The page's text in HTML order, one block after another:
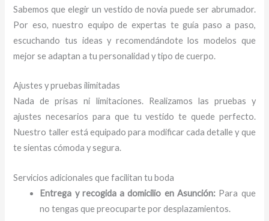
Sabemos que elegir un vestido de novia puede ser abrumador.
Por eso, nuestro equipo de expertas te guía paso a paso,
escuchando tus ideas y recomendándote los modelos que
mejor se adaptan a tu personalidad y tipo de cuerpo.
Ajustes y pruebas ilimitadas
Nada de prisas ni limitaciones. Realizamos las pruebas y
ajustes necesarios para que tu vestido te quede perfecto.
Nuestro taller está equipado para modificar cada detalle y que
te sientas cómoda y segura.
Servicios adicionales que facilitan tu boda
Entrega y recogida a domicilio en Asunción:Para que
no tengas que preocuparte por desplazamientos.